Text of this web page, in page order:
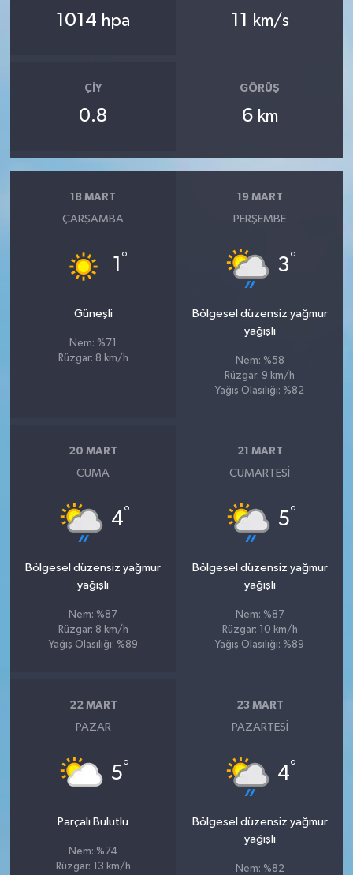
1014 hpa 11 km/s
ÇIY
0.8
GÖRÜŞ
6 km
18 MART
ÇARŞAMBA
1 °
Güneşli
Nem: %71
Rüzgar: 8 km/h
19 MART
PERŞEMBE
3°
Bölgesel düzensiz yağmur
yağışlı
Nem: %58
Rüzgar: 9 km/h
Yağış Olasılığı: %82
20 MART
CUMA
4°
Bölgesel düzensiz yağmur
yağışlı
Nem: %87
Rüzgar: 8 km/h
Yağış Olasılığı: %89
21 MART
CUMARTESI
5°
Bölgesel düzensiz yağmur
yağışlı
Nem: %87
Rüzgar: 10 km/h
Yağış Olasılığı: %89
22 MART
PAZAR
5°
Parçalı Bulutlu
Nem: %74
Rüzgar: 13 km/h
23 MART
PAZARTESI
4°
Bölgesel düzensiz yağmur
yağışlı
Nem: %82